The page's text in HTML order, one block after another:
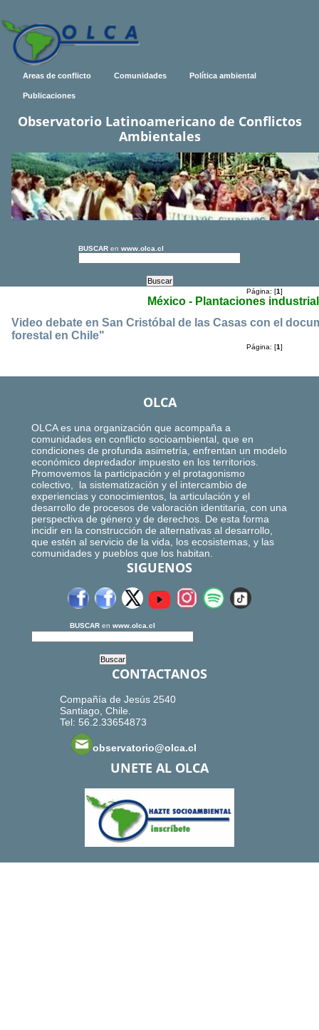
Areas de conflicto Comunidades Política ambiental
Publicaciones
Observatorio Latinoamericano de Conflictos
Ambientales
BUSCAR en www.olca.cl
Página: [1]
México - Plantaciones
Video debate en San Cristóbal de las Casas con el
forestal en Chile"
Página: [1]
OLCA
OLCA es una organización que acompaña a
comunidades en conflicto socioambiental, que en
condiciones de profunda asimetría, enfrentan un modelo
económico depredador impuesto en los territorios.
Promovemos la participación y el protagonismo
colectivo, la sistematización y el intercambio de
experiencias y conocimientos, la articulación y el
desarrollo de procesos de valoración identitaria, con una
perspectiva de género y de derechos. De esta forma
incidir en la construcción de alternativas al desarrollo,
que estén al servicio de la vida, los ecosistemas, y las
comunidades y pueblos que los habitan.
SIGUENOS
BUSCAR en www.olca.cl
CONTACTANOS
Compañía de Jesús 2540
Santiago, Chile.
Tel: 56.2.33654873
observatorio@olca.cl
UNETE AL OLCA